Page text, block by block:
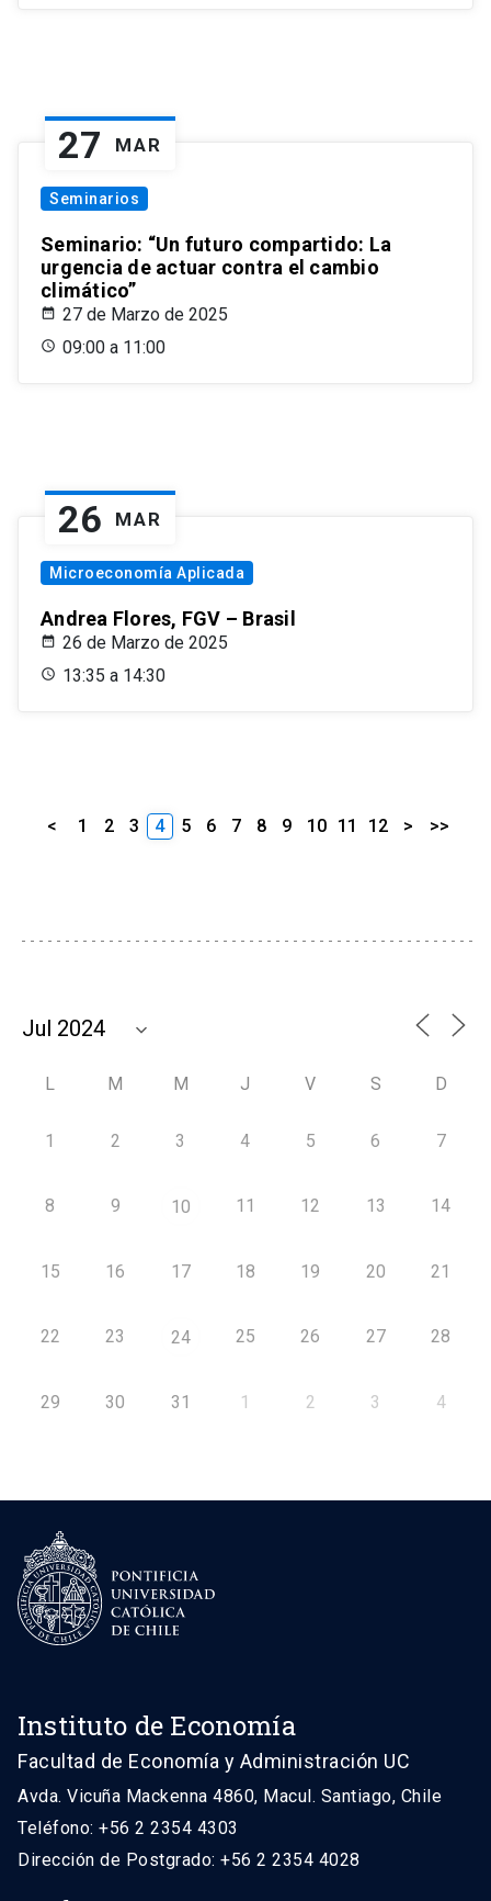
27 MAR
Seminarios
Seminario: “Un futuro compartido: La
urgencia de actuar contra el cambio
climático”
27 de Marzo de 2025
09:00 a 11:00
26 MAR
Microeconomía Aplicada
Andrea Flores, FGV – Brasil
26 de Marzo de 2025
13:35 a 14:30
< 1 2 3 4 5 6 7 8 9 10 11 12 > >>
L M M J V S D
1 2 3 4 5 6 7
8 9 10 11 12 13 14
15 16 17 18 19 20 21
22 23 24 25 26 27 28
29 30 31 1 2 3 4
Instituto de Economía
Facultad de Economía y Administración UC
Avda. Vicuña Mackenna 4860, Macul. Santiago, Chile
Teléfono: +56 2 2354 4303
Dirección de Postgrado: +56 2 2354 4028